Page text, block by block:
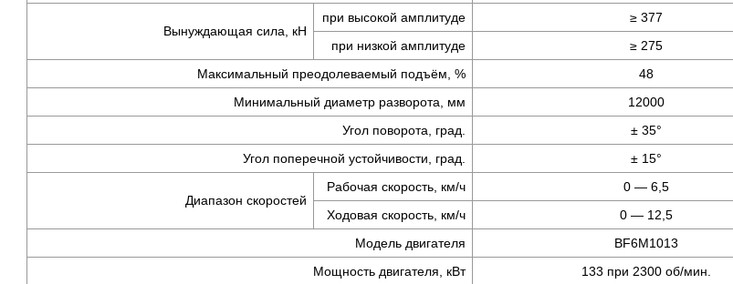
Вынуждающая сила, кН
при высокой амплитуде
≥ 377
при низкой амплитуде
≥ 275
Максимальный преодолеваемый подъём, %
48
Минимальный диаметр разворота, мм
12000
Угол поворота, град.
± 35°
Угол поперечной устойчивости, град.
± 15°
Диапазон скоростей
Рабочая скорость, км/ч
0 — 6,5
Ходовая скорость, км/ч
0 — 12,5
Модель двигателя
BF6М1013
Мощность двигателя, кВт
133 при 2300 об/мин.